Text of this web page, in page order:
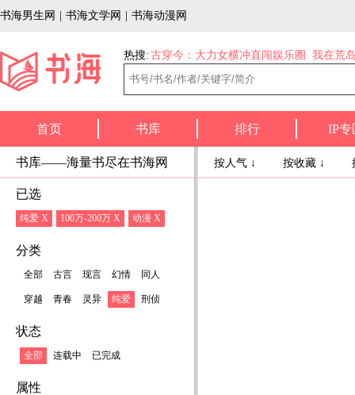
书海男生网 书海文学网 书海动漫网
热搜: 古穿今：大力女横冲直闯娱乐圈 我在荒
首页 书库 排行 IP专
书库——海量书尽在书海网
已选
纯爱 X 100万-200万 X 动漫 X
分类
全部 古言 现言 幻情 同人
穿越 青春 灵异 纯爱 刑侦
状态
全部 连载中 已完成
属性
按人气 ↓ 按收藏 ↓